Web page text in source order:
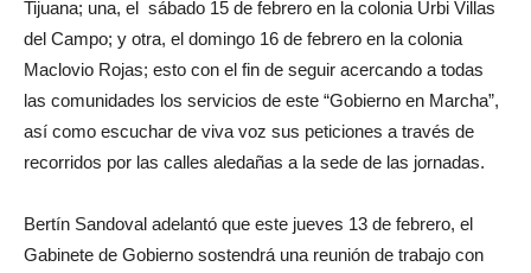
Tijuana; una, el sábado 15 de febrero en la colonia Urbi Villas
del Campo; y otra, el domingo 16 de febrero en la colonia
Maclovio Rojas; esto con el fin de seguir acercando a todas
las comunidades los servicios de este “Gobierno en Marcha”,
así como escuchar de viva voz sus peticiones a través de
recorridos por las calles aledañas a la sede de las jornadas.
Bertín Sandoval adelantó que este jueves 13 de febrero, el
Gabinete de Gobierno sostendrá una reunión de trabajo con